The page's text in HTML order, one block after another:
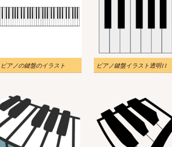
ピアノの鍵盤のイラスト ピアノ鍵盤イラスト透明11